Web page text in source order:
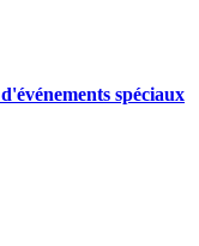
spéciaux